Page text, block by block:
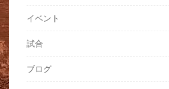
イベント
試合
ブログ